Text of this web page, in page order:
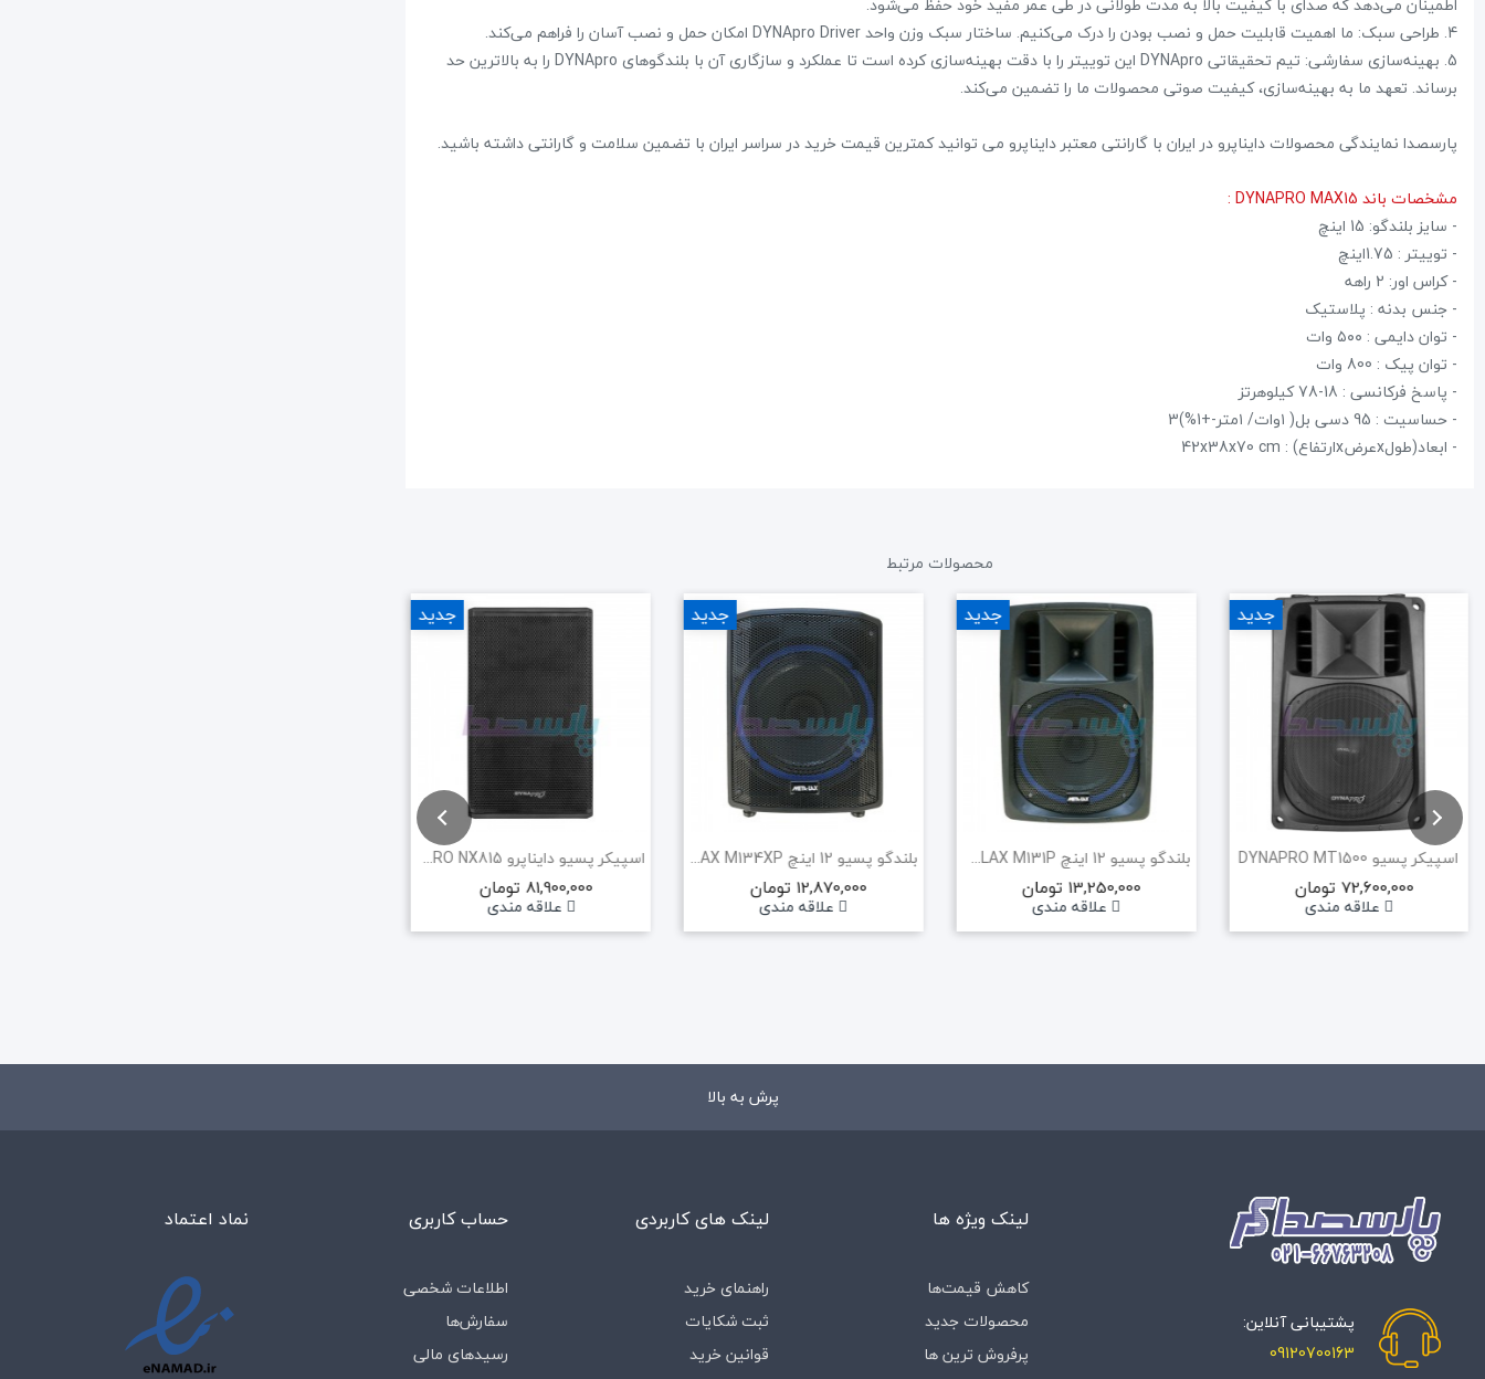
4. طراحی سبک: ما اهمیت قابلیت حمل و نصب بودن را درک می‌کنیم. ساختار سبک وزن واحد DYNApro Driver امکان حمل و نصب آسان را فراهم می‌کند.
5. بهینه‌سازی سفارشی: تیم تحقیقاتی DYNApro این توییتر را با دقت بهینه‌سازی کرده است تا عملکرد و سازگاری آن با بلندگوهای DYNApro را به بالاترین حد
برساند. تعهد ما به بهینه‌سازی، کیفیت صوتی محصولات ما را تضمین می‌کند.
پارسصدا نمایندگی محصولات دایناپرو در ایران با گارانتی معتبر دایناپرو می توانید کمترین قیمت خرید در سراسر ایران با تضمین سلامت و گارانتی داشته باشید.
مشخصات باند DYNAPRO MAX15 :
- سایز بلندگو: 15 اینچ
- توییتر : 1.75اینچ
- کراس اور: 2 راهه
- جنس بدنه : پلاستیک
- توان دایمی : ۵۰۰ وات
- توان پیک : 800 وات
- پاسخ فرکانسی : 18-78 کیلوهرتز
- حساسیت : 95 دسی بل( ۱وات/ ۱متر-+1%)3
- ابعاد(طولxعرضxارتفاع) : 42x38x70 cm
محصولات مرتبط
اسپیکر پسیو DYNAPRO MT1500
72,600,000 تومان
علاقه مندی
جدید
بلندگو پسیو 12 اینچ METALAX M131P
13,250,000 تومان
علاقه مندی
جدید
بلندگو پسیو 12 اینچ METALAX M134XP
12,870,000 تومان
علاقه مندی
جدید
اسپیکر پسیو دایناپرو DYNAPRO NX815
81,900,000 تومان
علاقه مندی
جدید
پرش به بالا
پشتیبانی آنلاین:
09120700163
لینک ویژه ها
کاهش قیمت‌ها
محصولات جدید
پرفروش ترین ها
لینک های کاربردی
راهنمای خرید
ثبت شکایات
قوانین خرید
حساب کاربری
اطلاعات شخصی
سفارش‌ها
رسیدهای مالی
نماد اعتماد